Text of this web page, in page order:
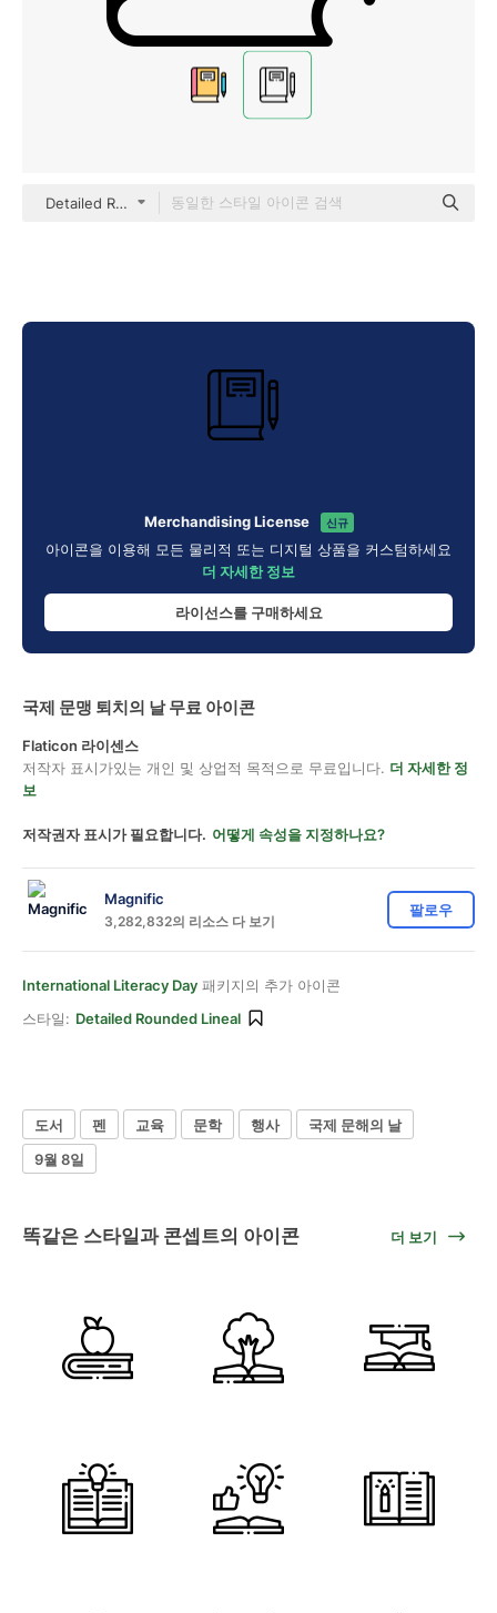
Detailed Rounded Lineal
Merchandising License 신규
아이콘을 이용해 모든 물리적 또는 디지털 상품을 커스텀하세요
더 자세한 정보
라이선스를 구매하세요
국제 문맹 퇴치의 날 무료 아이콘
Flaticon 라이센스
저작자 표시가있는 개인 및 상업적 목적으로 무료입니다. 더 자세한 정
보
저작권자 표시가 필요합니다. 어떻게 속성을 지정하나요?
Magnific
3,282,832의 리소스 다 보기
팔로우
International Literacy Day 패키지의 추가 아이콘
스타일: Detailed Rounded Lineal
도서 펜 교육 문학 행사
국제 문해의 날
9월 8일
똑같은 스타일과 콘셉트의 아이콘 더 보기